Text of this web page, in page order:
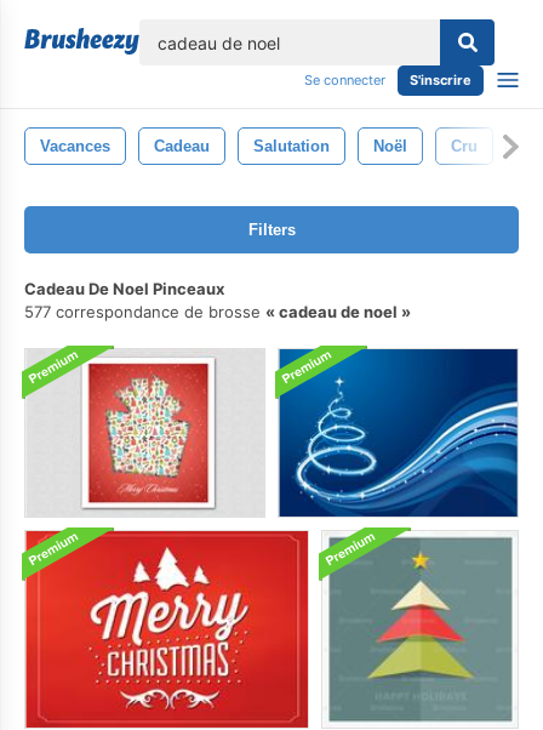
Se connecter S'inscrire
Vacances Cadeau Salutation Noël Cru
Filters
Cadeau De Noel Pinceaux
577 correspondance de brosse
cadeau de noel